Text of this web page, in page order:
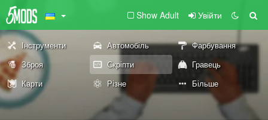
Show Adult Увійти
Інструменти Автомобіль
Фарбування
Зброя
Скріпти
Гравець
Карти
Різне Більше